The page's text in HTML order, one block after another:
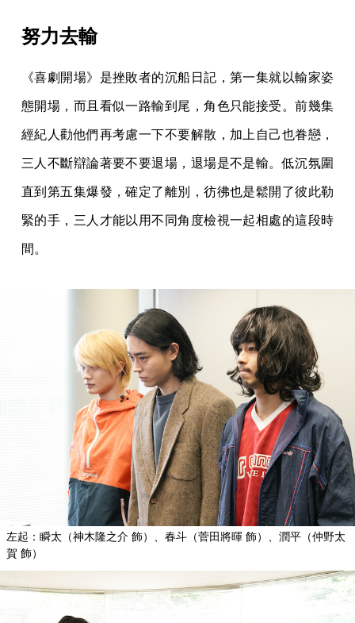
努力去輸
《喜劇開場》是挫敗者的沉船日記，第一集就以輸家姿
態開場，而且看似一路輸到尾，角色只能接受。前幾集
經紀人勸他們再考慮一下不要解散，加上自己也眷戀，
三人不斷辯論著要不要退場，退場是不是輸。低沉氛圍
直到第五集爆發，確定了離別，彷彿也是鬆開了彼此勒
緊的手，三人才能以用不同角度檢視一起相處的這段時
間。
左起：瞬太（神木隆之介 飾）、春斗（菅田將暉 飾）、潤平（仲野太
賀 飾）